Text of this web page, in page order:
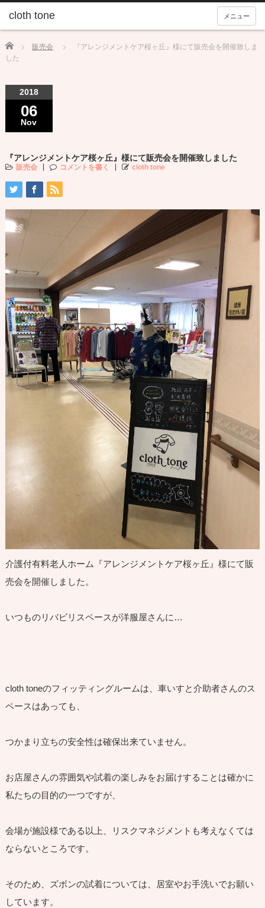
メニュー
Home 販売会
『アレンジメントケア桜ヶ丘』様にて販売会を開催致しま
した
2018
06
Nov
『アレンジメントケア桜ヶ丘』様にて販売会を開催致しました
販売会 コメントを書く cloth tone
介護付有料老人ホーム『アレンジメントケア桜ヶ丘』様にて販
売会を開催しました。
いつものリバビリスペースが洋服屋さんに…
cloth toneのフィッティングルームは、車いすと介助者さんのス
ペースはあっても、
つかまり立ちの安全性は確保出来ていません。
お店屋さんの雰囲気や試着の楽しみをお届けすることは確かに
私たちの目的の一つですが、
会場が施設様である以上、リスクマネジメントも考えなくては
ならないところです。
そのため、ズボンの試着については、居室やお手洗いでお願い
しています。